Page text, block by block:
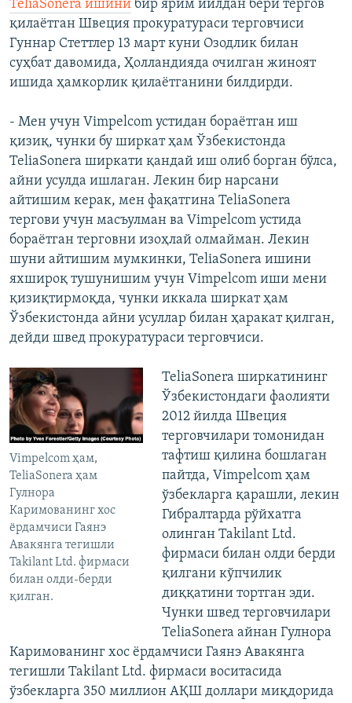
TeliaSonera ишини бир ярим йилдан бери тергов
қилаётган Швеция прокуратураси терговчиси
Гуннар Стеттлер 13 март куни Озодлик билан
суҳбат давомида, Ҳолландияда очилган жиноят
ишида ҳамкорлик қилаётганини билдирди.
- Мен учун Vimpelcom устидан бораётган иш
қизиқ, чунки бу ширкат ҳам Ўзбекистонда
TeliaSonera ширкати қандай иш олиб борган бўлса,
айни усулда ишлаган. Лекин бир нарсани
айтишим керак, мен фақатгина TeliaSonera
тергови учун масъулман ва Vimpelcom устида
бораётган терговни изоҳлай олмайман. Лекин
шуни айтишим мумкинки, TeliaSonera ишини
яхшироқ тушунишим учун Vimpelcom иши мени
қизиқтирмоқда, чунки иккала ширкат ҳам
Ўзбекистонда айни усуллар билан ҳаракат қилган,
дейди швед прокуратураси терговчиси.
Vimpelcom ҳам,
TeliaSonera ҳам
Гулнора
Каримованинг хос
ёрдамчиси Гаянэ
Авакянга тегишли
Takilant Ltd. фирмаси
билан олди-берди
қилган.
TeliaSonera ширкатининг
Ўзбекистондаги фаолияти
2012 йилда Швеция
терговчилари томонидан
тафтиш қилина бошлаган
пайтда, Vimpelcom ҳам
ўзбекларга қарашли, лекин
Гибралтарда рўйхатга
олинган Takilant Ltd.
фирмаси билан олди берди
қилгани кўпчилик
диққатини тортган эди.
Чунки швед терговчилари
TeliaSonera айнан Гулнора
Каримованинг хос ёрдамчиси Гаянэ Авакянга
тегишли Takilant Ltd. фирмаси воситасида
ўзбекларга 350 миллион АҚШ доллари миқдорида